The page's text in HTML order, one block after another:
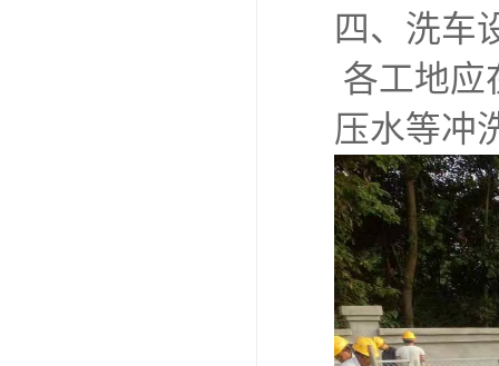
四、洗车
各工地应
压水等冲